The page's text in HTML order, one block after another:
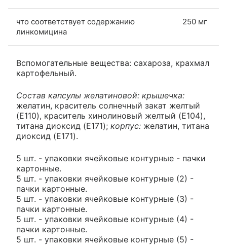
что соответствует содержанию
линкомицина
250 мг
Вспомогательные вещества: сахароза, крахмал
картофельный.
Состав капсулы желатиновой: крышечка:
желатин, краситель солнечный закат желтый
(E110), краситель хинолиновый желтый (E104),
титана диоксид (E171); корпус: желатин, титана
диоксид (E171).
5 шт. - упаковки ячейковые контурные - пачки
картонные.
5 шт. - упаковки ячейковые контурные (2) -
пачки картонные.
5 шт. - упаковки ячейковые контурные (3) -
пачки картонные.
5 шт. - упаковки ячейковые контурные (4) -
пачки картонные.
5 шт. - упаковки ячейковые контурные (5) -